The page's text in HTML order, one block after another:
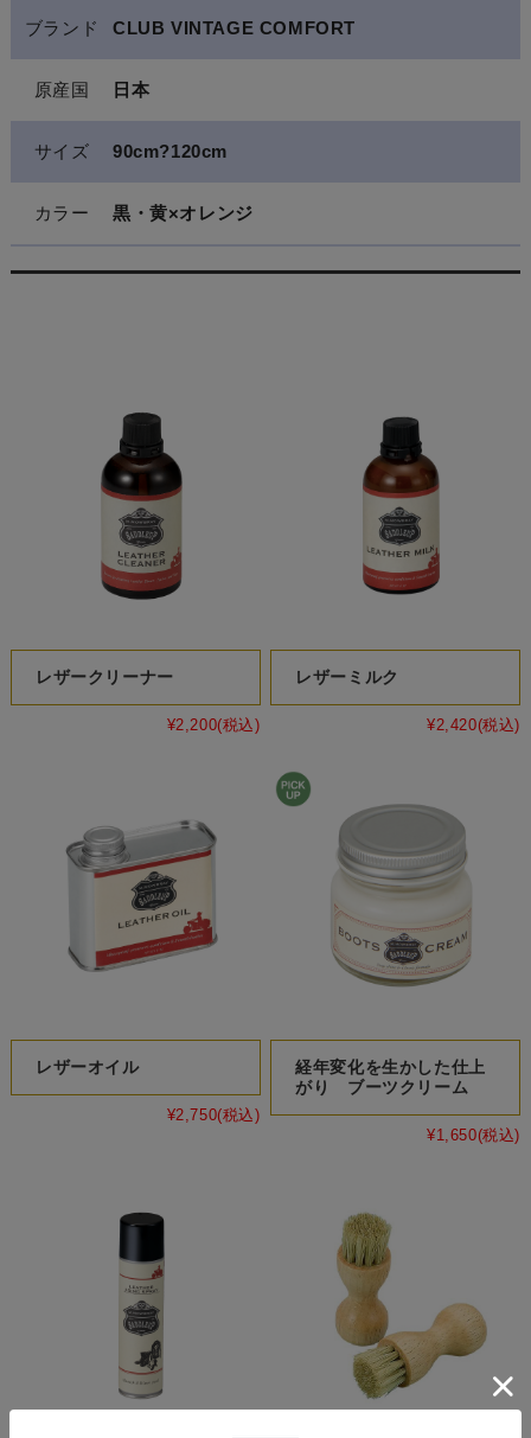
ブランド CLUB VINTAGE COMFORT
原産国 日本
サイズ 90cm?120cm
カラー 黒・黄×オレンジ
レザークリーナー
¥2,200(税込)
レザーミルク
¥2,420(税込)
レザーオイル
¥2,750(税込)
経年変化を生かした仕上
がり ブーツクリーム
¥1,650(税込)